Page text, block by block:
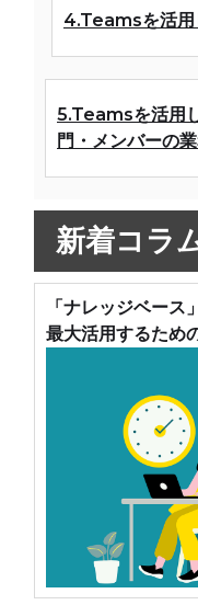
4.Teamsを活用
5.Teamsを活用
門・メンバーの
新着コラ
「ナレッジベー
最大活用するため